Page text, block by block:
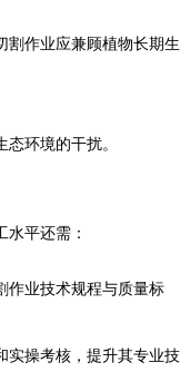
割作业应兼顾植物长期生
环境的干扰。
平还需：
作业技术规程与质量标
实操考核，提升其专业技